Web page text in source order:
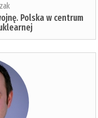
Polska w centrum